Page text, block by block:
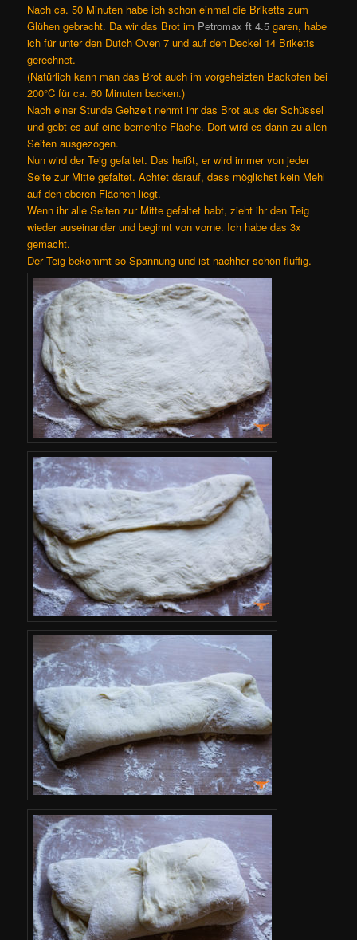
Nach ca. 50 Minuten habe ich schon einmal die Briketts zum
Glühen gebracht. Da wir das Brot im Petromax ft 4.5garen, habe
ich für unter den Dutch Oven 7 und auf den Deckel 14 Briketts
gerechnet.
(Natürlich kann man das Brot auch im vorgeheizten Backofen bei
200°C für ca. 60 Minuten backen.)
Nach einer Stunde Gehzeit nehmt ihr das Brot aus der Schüssel
und gebt es auf eine bemehlte Fläche. Dort wird es dann zu allen
Seiten ausgezogen.
Nun wird der Teig gefaltet. Das heißt, er wird immer von jeder
Seite zur Mitte gefaltet. Achtet darauf, dass möglichst kein Mehl
auf den oberen Flächen liegt.
Wenn ihr alle Seiten zur Mitte gefaltet habt, zieht ihr den Teig
wieder auseinander und beginnt von vorne. Ich habe das 3x
gemacht.
Der Teig bekommt so Spannung und ist nachher schön fluffig.